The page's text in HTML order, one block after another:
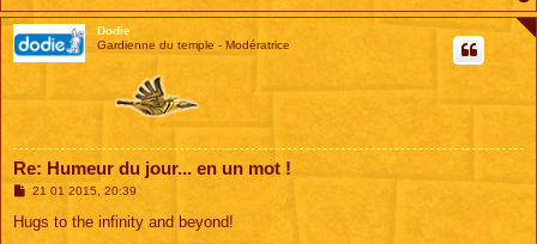
Dodie
Gardienne du temple - Modératrice
Re: Humeur du jour... en un mot !
M
s
21 01 2015, 20:39
Hugs to the infinity and beyond!